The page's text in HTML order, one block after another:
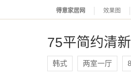
得意家居网 效果图
75平简约清
韩式 两室一厅